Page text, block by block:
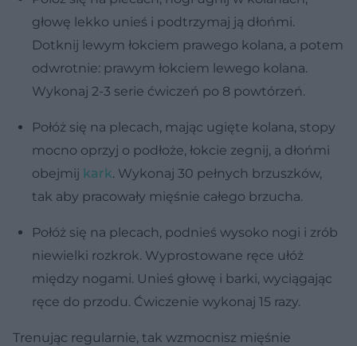
głowę lekko unieś i podtrzymaj ją dłońmi.
Dotknij lewym łokciem prawego kolana, a potem
odwrotnie: prawym łokciem lewego kolana.
Wykonaj 2-3 serie ćwiczeń po 8 powtórzeń.
Połóż się na plecach, mając ugięte kolana, stopy
mocno oprzyj o podłoże, łokcie zegnij, a dłońmi
obejmij kark. Wykonaj 30 pełnych brzuszków,
tak aby pracowały mięśnie całego brzucha.
Połóż się na plecach, podnieś wysoko nogi i zrób
niewielki rozkrok. Wyprostowane ręce ułóż
między nogami. Unieś głowę i barki, wyciągając
ręce do przodu. Ćwiczenie wykonaj 15 razy.
Trenując regularnie, tak wzmocnisz mięśnie